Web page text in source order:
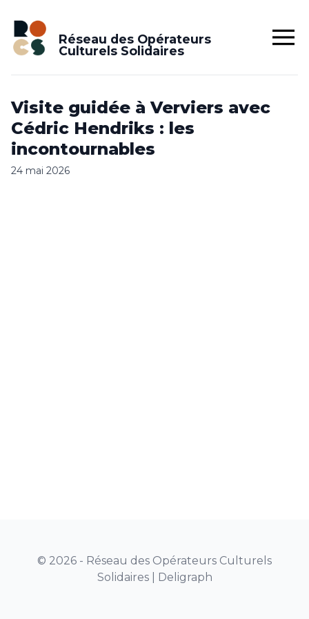
Réseau des Opérateurs
Culturels Solidaires
Visite guidée à Verviers avec
Cédric Hendriks : les
incontournables
24 mai 2026
© 2026 - Réseau des Opérateurs Culturels
Solidaires | Deligraph